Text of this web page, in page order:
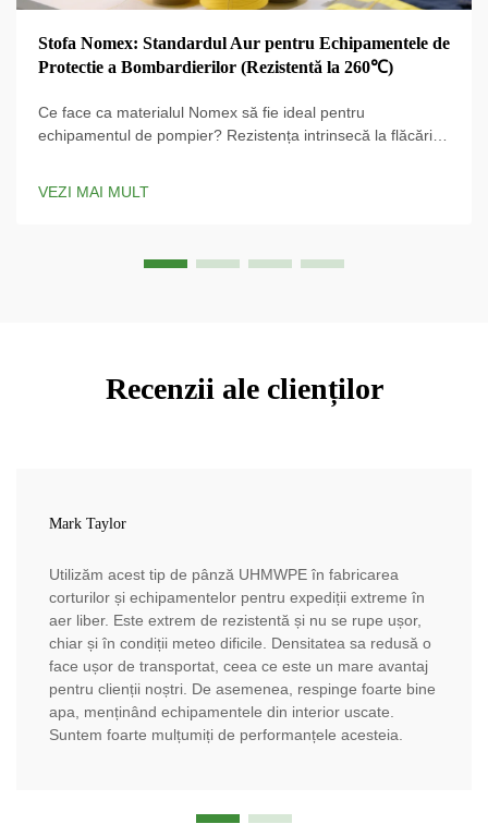
Stofa Nomex: Standardul Aur pentru Echipamentele de
Protectie a Bombardierilor (Rezistentă la 260℃)
Ce face ca materialul Nomex să fie ideal pentru
echipamentul de pompier? Rezistența intrinsecă la flăcări la
VEZI MAI MULT
Recenzii ale clienților
Mark Taylor
Utilizăm acest tip de pânză UHMWPE în fabricarea
corturilor și echipamentelor pentru expediții extreme în
aer liber. Este extrem de rezistentă și nu se rupe ușor,
chiar și în condiții meteo dificile. Densitatea sa redusă o
face ușor de transportat, ceea ce este un mare avantaj
pentru clienții noștri. De asemenea, respinge foarte bine
apa, menținând echipamentele din interior uscate.
Suntem foarte mulțumiți de performanțele acesteia.